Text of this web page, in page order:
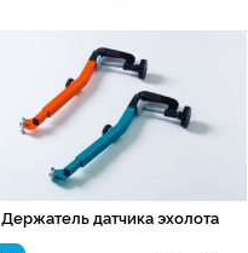
Держатель датчика эхолота